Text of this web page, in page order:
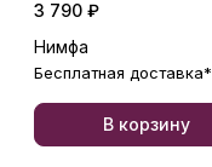
3 790 ₽
Нимфа
Бесплатная доставка*
В корзину